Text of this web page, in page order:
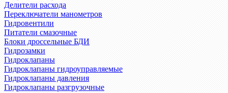
Делители расхода
Переключатели манометров
Гидровентили
Питатели смазочные
Блоки дроссельные БДИ
Гидрозамки
Гидроклапаны
Гидроклапаны гидроуправляемые
Гидроклапаны давления
Гидроклапаны разгрузочные